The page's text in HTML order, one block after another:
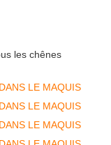
les chênes